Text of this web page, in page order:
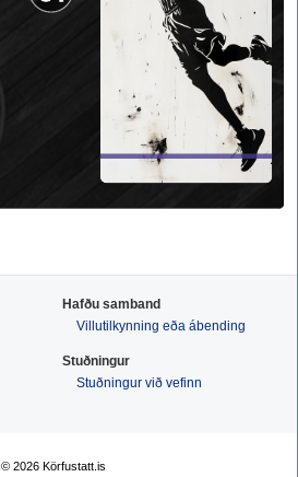
Hafðu samband
Villutilkynning eða ábending
Stuðningur
Stuðningur við vefinn
© 2026 Körfustatt.is